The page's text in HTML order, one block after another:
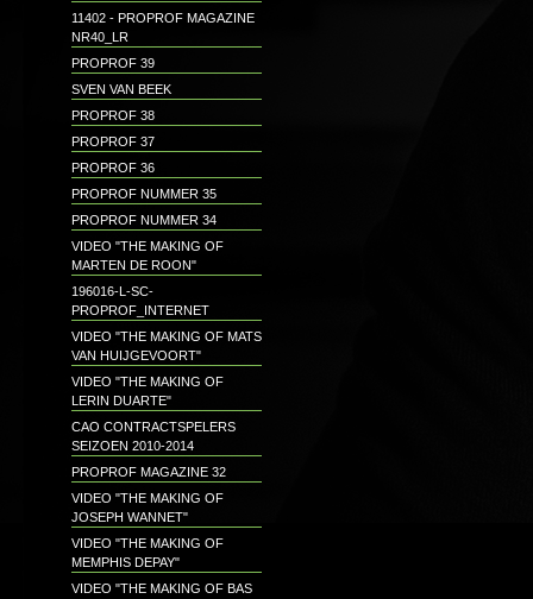
11402 - PROPROF MAGAZINE
NR40_LR
PROPROF 39
SVEN VAN BEEK
PROPROF 38
PROPROF 37
PROPROF 36
PROPROF NUMMER 35
PROPROF NUMMER 34
VIDEO "THE MAKING OF
MARTEN DE ROON"
196016-L-SC-
PROPROF_INTERNET
VIDEO "THE MAKING OF MATS
VAN HUIJGEVOORT"
VIDEO "THE MAKING OF
LERIN DUARTE"
CAO CONTRACTSPELERS
SEIZOEN 2010-2014
PROPROF MAGAZINE 32
VIDEO "THE MAKING OF
JOSEPH WANNET"
VIDEO "THE MAKING OF
MEMPHIS DEPAY"
VIDEO "THE MAKING OF BAS